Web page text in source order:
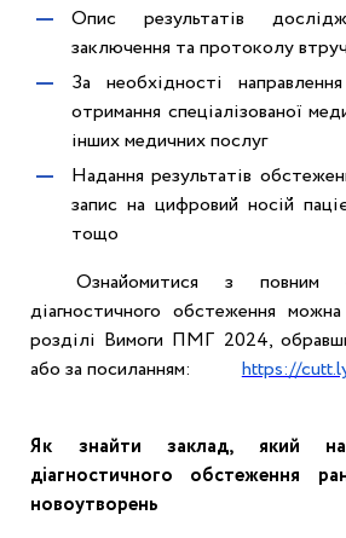
Опис результатів
заключення та протоколу
За необхідності
отримання спеціалізованої
інших медичних послуг
Надання результатів
запис на цифровий носій
тощо
Ознайомитися з повним
діагностичного обстеження
розділі Вимоги ПМГ 2024,
або за посиланням: https://
Як знайти заклад, який
діагностичного обстеження
новоутворень